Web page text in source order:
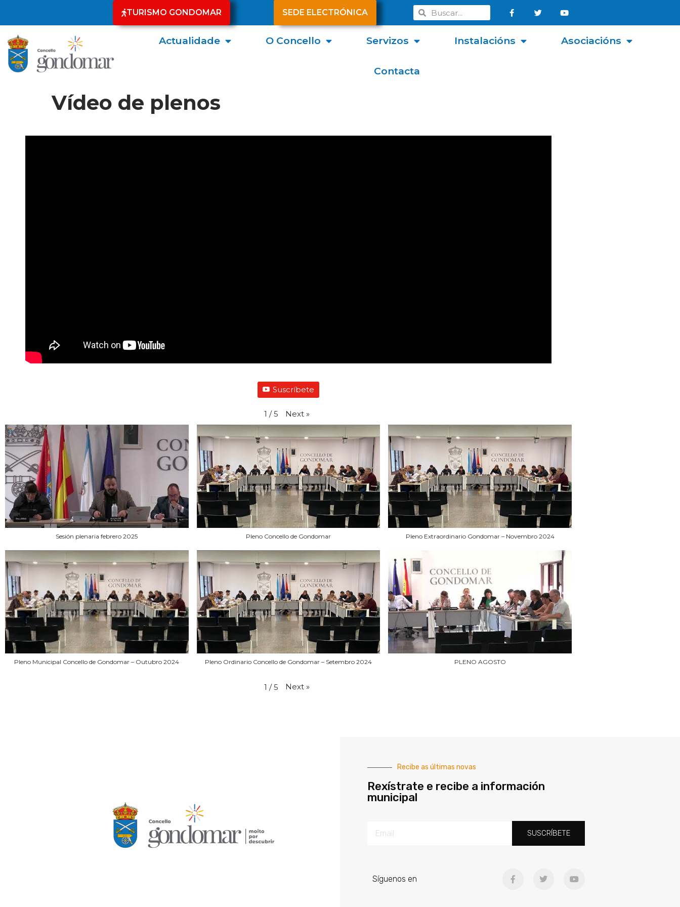
TURISMO GONDOMAR SEDE ELECTRÓNICA
Actualidade O Concello Servizos Instalacións Asociacións
Contacta
Vídeo de plenos
Suscríbete
1 / 5 Next »
Sesión plenaria febrero 2025 Pleno Concello de Gondomar Pleno Extraordinario Gondomar – Novembro 2024
Pleno Municipal Concello de Gondomar – Outubro 2024 Pleno Ordinario Concello de Gondomar – Setembro 2024 PLENO AGOSTO
1 / 5 Next »
Recibe as últimas novas
Rexístrate e recibe a información
municipal
SUSCRÍBETE
Síguenos en